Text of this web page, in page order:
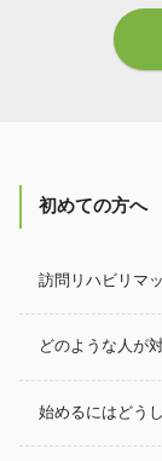
初めての方へ
訪問リハビリマ
どのような人が
始めるにはどう